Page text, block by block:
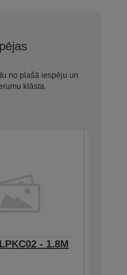
no plašā iespēju un
klāsta.
- 1.8M